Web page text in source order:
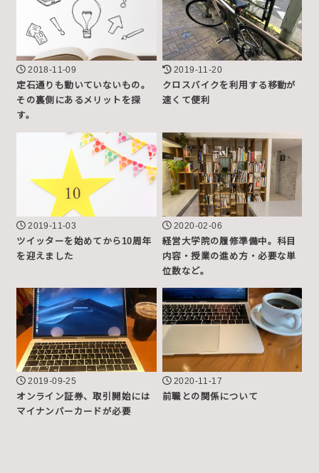
2018-11-09
定石通りも動いていないもの。
その裏側にあるメリットを探
す。
2019-11-20
クロスバイクを利用する移動が
速くて便利
2019-11-03
ツイッターを始めてから10周年
を迎えました
2020-02-06
経営大学院の履修準備中。科目
内容・授業の進め方・必要な単
位数など。
2019-09-25
オンライン証券、取引開始には
マイナンバーカードが必要
2020-11-17
前職との関係について